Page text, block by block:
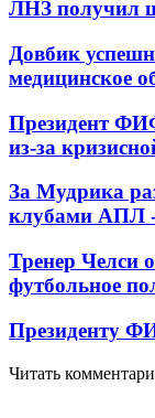
ЛНЗ получил
Довбик
медицинское
Президент
из-за
За Мудрика
клубами
Тренер Челси
футбольное
Президенту
Читать